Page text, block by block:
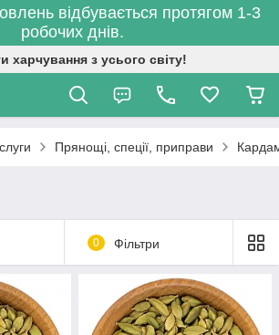
відбувається протягом 1-3
робочих днів.
харчування з усього світу!
Прянощі, спеції, приправи
0 Фільтри